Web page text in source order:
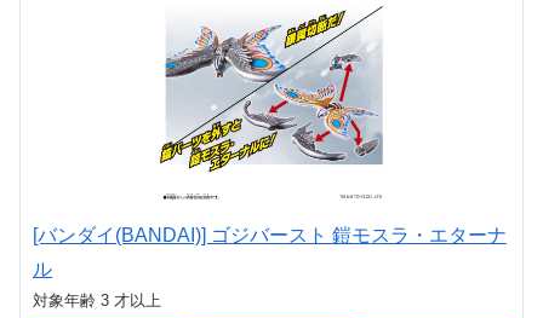
[バンダイ(BANDAI)] ゴジバースト 鎧モスラ・エターナ
ル
対象年齢 3 才以上